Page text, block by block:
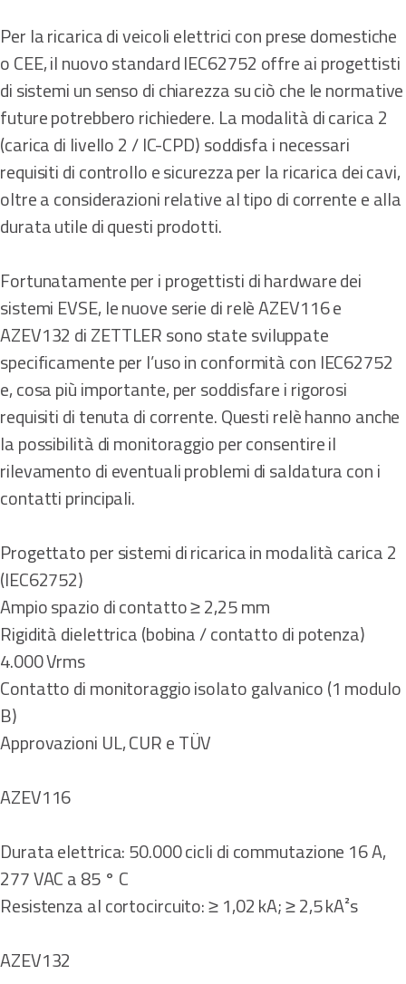
Per la ricarica di veicoli elettrici con prese domestiche
o CEE, il nuovo standard IEC62752 offre ai progettisti
di sistemi un senso di chiarezza su ciò che le normative
future potrebbero richiedere. La modalità di carica 2
(carica di livello 2 / IC-CPD) soddisfa i necessari
requisiti di controllo e sicurezza per la ricarica dei cavi,
oltre a considerazioni relative al tipo di corrente e alla
durata utile di questi prodotti.
Fortunatamente per i progettisti di hardware dei
sistemi EVSE, le nuove serie di relè AZEV116 e
AZEV132 di ZETTLER sono state sviluppate
specificamente per l’uso in conformità con IEC62752
e, cosa più importante, per soddisfare i rigorosi
requisiti di tenuta di corrente. Questi relè hanno anche
la possibilità di monitoraggio per consentire il
rilevamento di eventuali problemi di saldatura con i
contatti principali.
Progettato per sistemi di ricarica in modalità carica 2
(IEC62752)
Ampio spazio di contatto ≥ 2,25 mm
Rigidità dielettrica (bobina / contatto di potenza)
4.000 Vrms
Contatto di monitoraggio isolato galvanico (1 modulo
B)
Approvazioni UL, CUR e TÜV
AZEV116
Durata elettrica: 50.000 cicli di commutazione 16 A,
277 VAC a 85 ° C
Resistenza al cortocircuito: ≥ 1,02 kA; ≥ 2,5 kA²s
AZEV132